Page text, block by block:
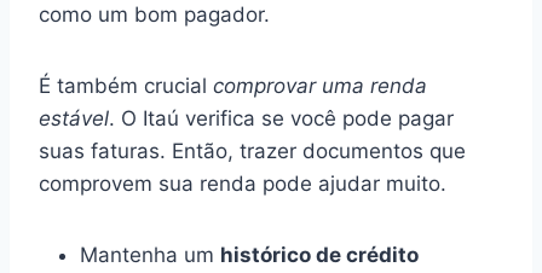
como um bom pagador.
É também crucial comprovar uma renda
estável. O Itaú verifica se você pode pagar
suas faturas. Então, trazer documentos que
comprovem sua renda pode ajudar muito.
Mantenha um histórico de crédito